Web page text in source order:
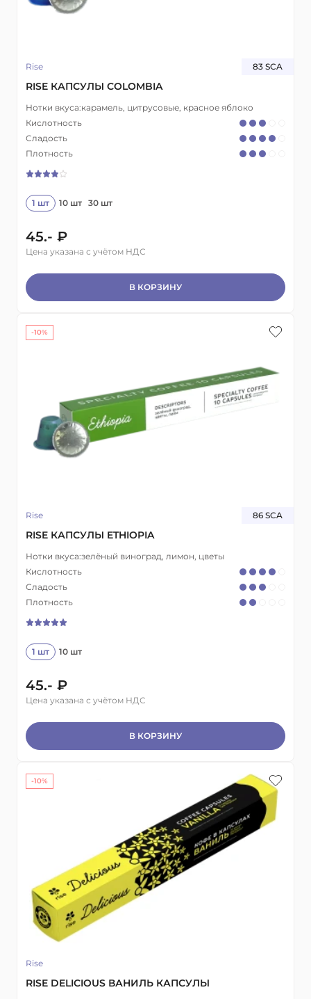
Rise 83 SCA
RISE КАПСУЛЫ COLOMBIA
Нотки вкуса:карамель, цитрусовые, красное яблоко
Кислотность
Сладость
Плотность
1 шт 10 шт 30 шт
45.- ₽
Цена указана с учётом НДС
В КОРЗИНУ
Rise 86 SCA
RISE КАПСУЛЫ ETHIOPIA
Нотки вкуса:зелёный виноград, лимон, цветы
Кислотность
Сладость
Плотность
1 шт 10 шт
-10%
45.- ₽
Цена указана с учётом НДС
В КОРЗИНУ
Rise
RISE DELICIOUS ВАНИЛЬ КАПСУЛЫ
-10%